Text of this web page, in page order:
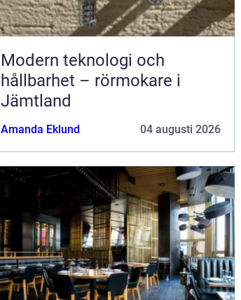
Modern teknologi och
hållbarhet – rörmokare i
Jämtland
Amanda Eklund 04 augusti 2026